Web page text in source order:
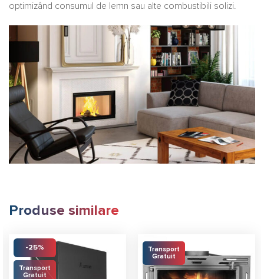
optimizând consumul de lemn sau alte combustibili solizi.
Produse similare
-25%
Transport
Gratuit
Transport
Gratuit